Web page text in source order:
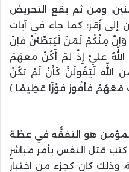
ومن ثَم يقع التحريض
زُمَر؛ كما جاء في آيات
سورة النساء آية (72): ﴿ وَإِنَّ مِنْكُمْ لَمَنْ لَيُبَطِّئَنَّ فَإِنْ
عَلَيَّ إِذْ لَمْ أَكُنْ مَعَهُمْ
لَيَقُولَنَّ كَأَنْ لَمْ تَكُنْ
مَعَهُمْ فَأَفُوزَ فَوْزًا عَظِيمًا ﴾
هو التفقُّه في عظة
قتل النفس بأمر مباشرٍ
وذلك كان كجزء من اختبار